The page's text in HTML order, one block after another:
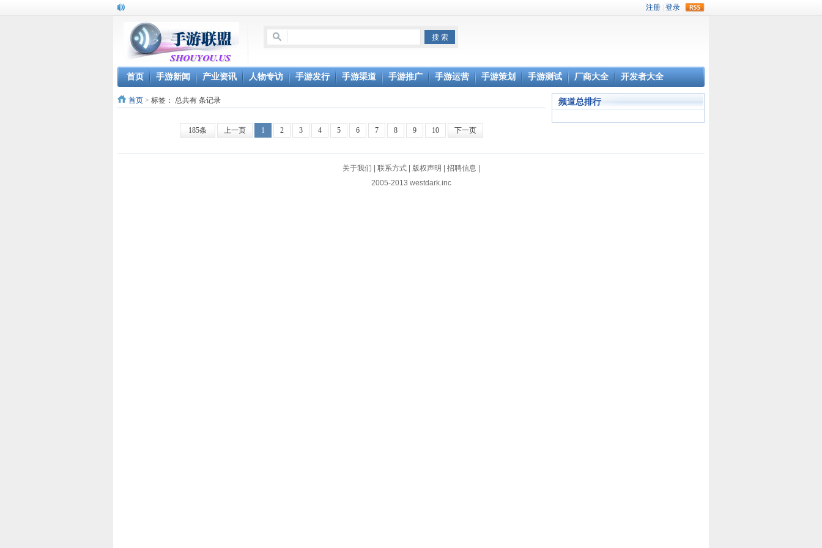
首页 手游新闻 产业资讯 人物专访 手游发行 手游渠道 手游推广 手游运营 手游策划 手游测试 厂商大全 开发者大全
首页 > 标签： 总共有 条记录
185条 上一页 1 2 3 4 5 6 7 8 9 10 下一页
频道总排行
关于我们 联系方式| 版权声明 招聘信息
2005-2013 westdark.inc